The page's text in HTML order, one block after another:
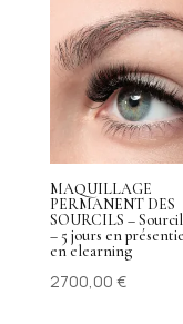
MAQUILLAGE
PERMANENT DES
SOURCILS –
– 5 jours en
en elearning
2700,00 €